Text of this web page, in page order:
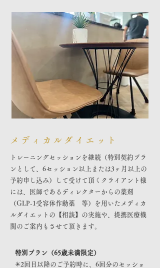
メディカルダイエット
トレーニングセッションを継続（特別契約プラ
ンとして、6セッション以上または3ヶ月以上の
予約申し込み）して受けて頂くクライアント様
には、医師であるディレクターからの薬剤
（GLP-1受容体作動薬 等）を用いたメディカ
ルダイエットの【相談】の実施や、提携医療機
関のご案内もさせて頂きます。
特別プラン（65歳未満限定）
✳︎2回目以降のご予約時に、6回分のセッショ